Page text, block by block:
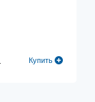
Купить